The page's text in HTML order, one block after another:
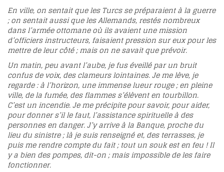
En ville, on sentait que les Turcs se préparaient à la guerre
; on sentait aussi que les Allemands, restés nombreux
dans l’armée ottomane où ils avaient une mission
d’officiers instructeurs, faisaient pression sur eux pour les
mettre de leur côté ; mais on ne savait que prévoir.
Un matin, peu avant l’aube, je fus éveillé par un bruit
confus de voix, des clameurs lointaines. Je me lève, je
regarde : à l’horizon, une immense lueur rouge ; en pleine
ville, de la fumée, des flammes s’élèvent en tourbillon.
C’est un incendie. Je me précipite pour savoir, pour aider,
pour donner s’il le faut, l’assistance spirituelle à des
personnes en danger. J’y arrive à la Banque, proche du
lieu du sinistre ; là je suis renseigné et, des terrasses, je
puis me rendre compte du fait ; tout un souk est en feu ! Il
y a bien des pompes, dit-on ; mais impossible de les faire
fonctionner.